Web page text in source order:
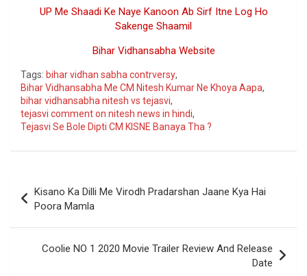
UP Me Shaadi Ke Naye Kanoon Ab Sirf Itne Log Ho
Sakenge Shaamil
Bihar Vidhansabha Website
Tags: bihar vidhan sabha contrversy,
Bihar Vidhansabha Me CM Nitesh Kumar Ne Khoya Aapa,
bihar vidhansabha nitesh vs tejasvi,
tejasvi comment on nitesh news in hindi,
Tejasvi Se Bole Dipti CM KISNE Banaya Tha ?
navigation
Kisano Ka Dilli Me Virodh Pradarshan Jaane Kya Hai
Poora Mamla
Coolie NO 1 2020 Movie Trailer Review And Release
Date